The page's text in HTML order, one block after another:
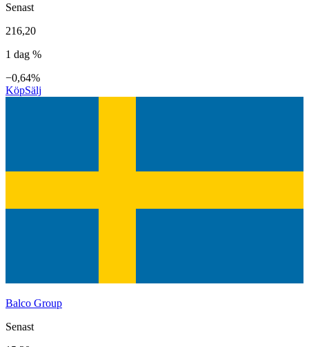
Senast
216,20
1 dag %
−0,64%
KöpSälj
Balco Group
Senast